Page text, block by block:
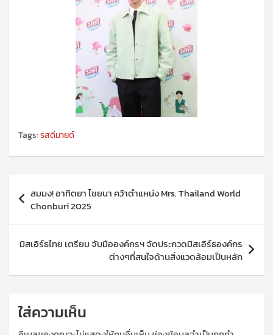
Tags:รสดีมายด์
เรื่องสมมง! อาทิตยา ไชยนา คว้าตำแหน่ง Mrs. Thailand World
Chonburi 2025
มิสเอิร์ธไทย เตรียม จับมือองค์กรฯ จัดประกวดมิสเอิร์ธองค์กร
ต่างๆที่สนใจด้านสิ่งแวดล้อมเป็นหลัก
ใส่ความเห็น